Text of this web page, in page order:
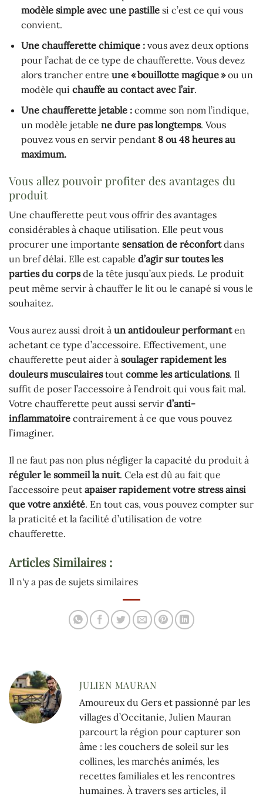
modèle simple avec une pastillesi c’est ce qui vous
convient.
Une chaufferette chimique :vous avez deux options
pour l’achat de ce type de chaufferette. Vous devez
alors trancher entre une « bouillotte magique »ou un
modèle qui chauffe au contact avec l’air.
Une chaufferette jetable :comme son nom l’indique,
un modèle jetable ne dure pas longtemps. Vous
pouvez vous en servir pendant 8 ou 48 heures au
maximum.
Vous allez pouvoir profiter des avantages du
produit
Une chaufferette peut vous offrir des avantages
considérables à chaque utilisation. Elle peut vous
procurer une importante sensation de réconfortdans
un bref délai. Elle est capable d’agir sur toutes les
parties du corpsde la tête jusqu’aux pieds. Le produit
peut même servir à chauffer le lit ou le canapé si vous le
souhaitez.
Vous aurez aussi droit à un antidouleur performanten
achetant ce type d’accessoire. Effectivement, une
chaufferette peut aider à soulager rapidement les
douleurs musculairestout comme les articulations. Il
suffit de poser l’accessoire à l’endroit qui vous fait mal.
Votre chaufferette peut aussi servir d’anti-
inflammatoire contrairement à ce que vous pouvez
l’imaginer.
Il ne faut pas non plus négliger la capacité du produit à
réguler le sommeil la nuit. Cela est dû au fait que
l’accessoire peut apaiser rapidement votre stress ainsi
que votre anxiété. En tout cas, vous pouvez compter sur
la praticité et la facilité d’utilisation de votre
chaufferette.
Articles Similaires :
Il n'y a pas de sujets similaires
JULIEN MAURAN
Amoureux du Gers et passionné par les
villages d’Occitanie, Julien Mauran
parcourt la région pour capturer son
âme : les couchers de soleil sur les
collines, les marchés animés, les
recettes familiales et les rencontres
humaines. À travers ses articles, il